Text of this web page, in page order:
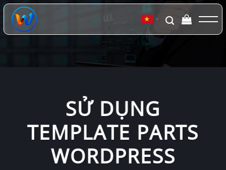
Chuyển
đến
dung
▼
SỬ DỤNG
TEMPLATE PARTS
WORDPRESS